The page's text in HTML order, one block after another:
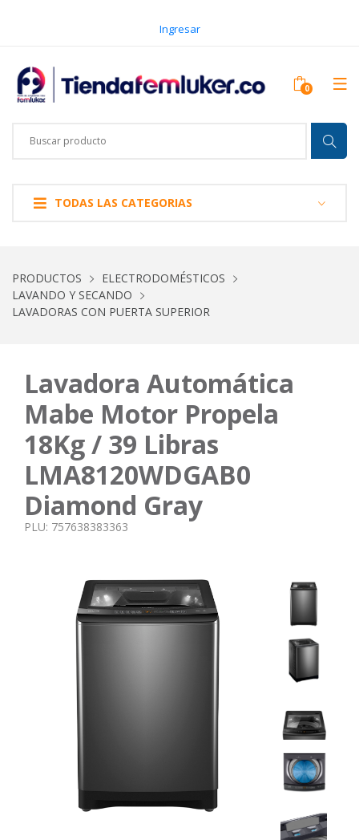
Ingresar
TODAS LAS CATEGORIAS
PRODUCTOS
ELECTRODOMÉSTICOS
LAVANDO Y SECANDO
LAVADORAS CON PUERTA SUPERIOR
Lavadora Automática
Mabe Motor Propela
18Kg / 39 Libras
LMA8120WDGAB0
Diamond Gray
PLU: 757638383363